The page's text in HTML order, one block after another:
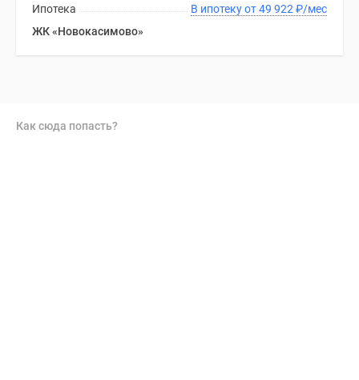
В ипотеку от 49 922 ₽/мес
Ипотека
ЖК «Новокасимово»
Как сюда попасть?